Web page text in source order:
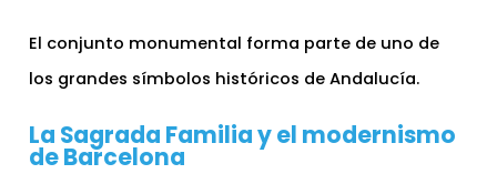
El conjunto monumental forma parte de uno de
los grandes símbolos históricos de Andalucía.
La Sagrada Familia y el modernismo
de Barcelona